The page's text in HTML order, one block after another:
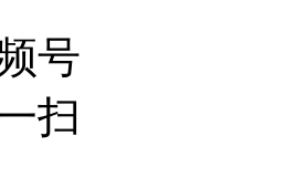
号
扫